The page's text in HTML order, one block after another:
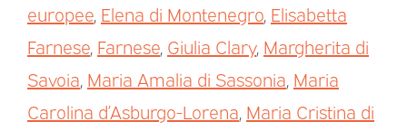
europee Elena di Montenegro Elisabetta
Farnese Farnese Giulia Clary, Margherita di
Savoia Maria Amalia di Sassonia Maria
Carolina d’Asburgo-Lorena Maria Cristina di